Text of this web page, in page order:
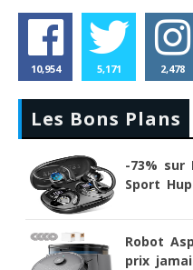
10,954 5,171 2,478
Les Bons Plans
-73% sur
Sport
Robot
prix